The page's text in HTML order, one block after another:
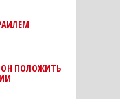
ПОЛОЖИТЬ